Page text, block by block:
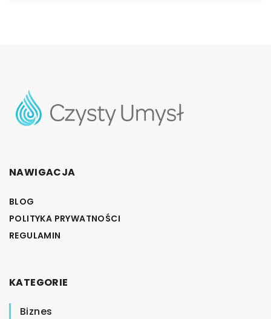
NAWIGACJA
BLOG
POLITYKA PRYWATNOŚCI
REGULAMIN
KATEGORIE
Biznes